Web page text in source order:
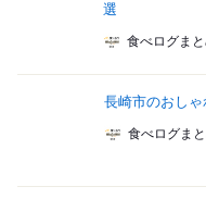
選
食べログま
長崎市のおし
食べログま